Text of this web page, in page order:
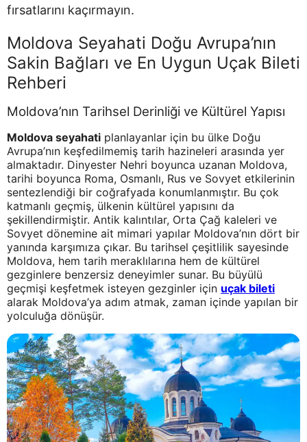
fırsatlarını kaçırmayın.
Moldova Seyahati Doğu Avrupa’nın
Sakin Bağları ve En Uygun Uçak Bileti
Rehberi
Moldova’nın Tarihsel Derinliği ve Kültürel Yapısı
Moldova seyahati planlayanlar için bu ülke Doğu
Avrupa’nın keşfedilmemiş tarih hazineleri arasında yer
almaktadır. Dinyester Nehri boyunca uzanan Moldova,
tarihi boyunca Roma, Osmanlı, Rus ve Sovyet etkilerinin
sentezlendiği bir coğrafyada konumlanmıştır. Bu çok
katmanlı geçmiş, ülkenin kültürel yapısını da
şekillendirmiştir. Antik kalıntılar, Orta Çağ kaleleri ve
Sovyet dönemine ait mimari yapılar Moldova’nın dört bir
yanında karşımıza çıkar. Bu tarihsel çeşitlilik sayesinde
Moldova, hem tarih meraklılarına hem de kültürel
gezginlere benzersiz deneyimler sunar. Bu büyülü
geçmişi keşfetmek isteyen gezginler için uçak bileti
alarak Moldova’ya adım atmak, zaman içinde yapılan bir
yolculuğa dönüşür.